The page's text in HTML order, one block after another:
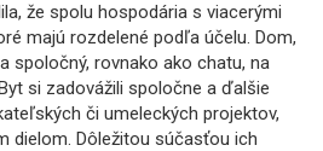
že spolu hospodária s viacerými
majú rozdelené podľa účelu. Dom,
spoločný, rovnako ako chatu, na
si zadovážili spoločne a ďalšie
či umeleckých projektov,
dielom. Dôležitou súčasťou ich